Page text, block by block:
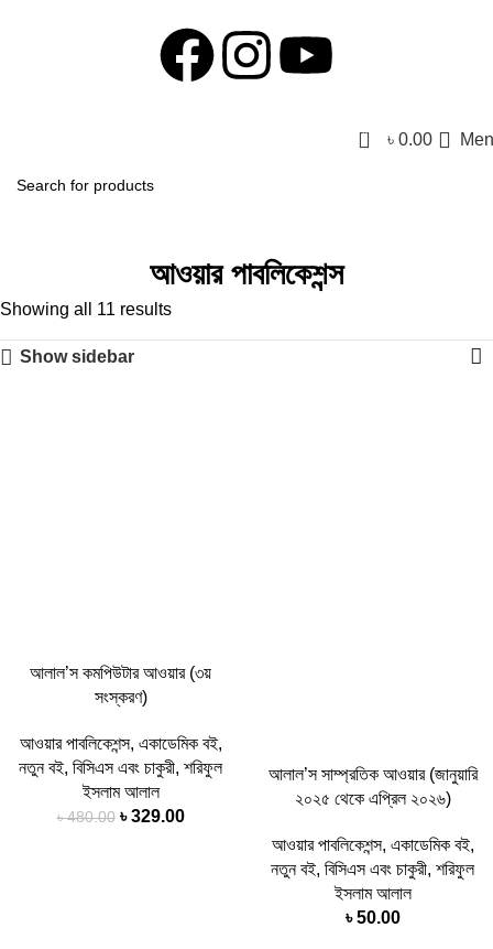
0 ৳ 0.00
আওয়ার পাবলিকেশন্স
Showing all 11 results
Show sidebar
আলাল’স কমপিউটার আওয়ার (৩য়
সংস্করণ)
আওয়ার পাবলিকেশন্স, একাডেমিক বই,
নতুন বই, বিসিএস এবং চাকুরী, শরিফুল
ইসলাম আলাল
৳480.00 ৳329.00
আলাল’স সাম্প্রতিক আওয়ার (জানুয়ারি
২০২৫ থেকে এপ্রিল ২০২৬)
আওয়ার পাবলিকেশন্স, একাডেমিক বই,
নতুন বই, বিসিএস এবং চাকুরী, শরিফুল
ইসলাম আলাল
৳50.00